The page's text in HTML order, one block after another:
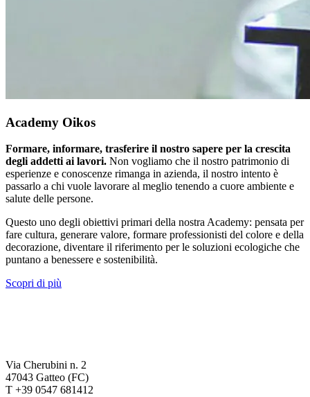
Academy Oikos
Formare, informare, trasferire il nostro sapere per la crescita
degli addetti ai lavori. Non vogliamo che il nostro patrimonio di
esperienze e conoscenze rimanga in azienda, il nostro intento è
passarlo a chi vuole lavorare al meglio tenendo a cuore ambiente e
salute delle persone.
Questo uno degli obiettivi primari della nostra Academy: pensata per
fare cultura, generare valore, formare professionisti del colore e della
decorazione, diventare il riferimento per le soluzioni ecologiche che
puntano a benessere e sostenibilità.
Scopri di più
Via Cherubini n. 2
47043 Gatteo (FC)
T +39 0547 681412